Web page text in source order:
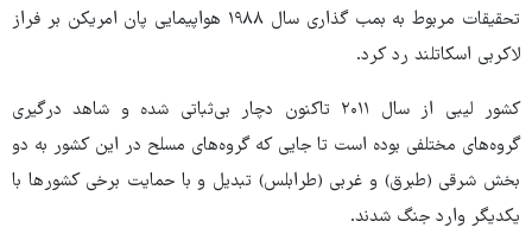
تحقیقات مربوط به بمب گذاری سال ۱۹۸۸ هواپیمایی پان امریکن بر فراز
لاکربی اسکاتلند رد کرد.
کشور لیبی از سال ۲۰۱۱ تاکنون دچار بی‌ثباتی شده و شاهد درگیری
گروه‌های مختلفی بوده است تا جایی که گروه‌های مسلح در این کشور به دو
بخش شرقی (طبرق) و غربی (طرابلس) تبدیل و با حمایت برخی کشورها با
یکدیگر وارد جنگ شدند.